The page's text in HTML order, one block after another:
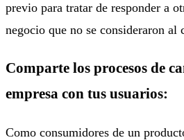
previo para tratar de responder a
negocio que no se consideraron al
Comparte los procesos de
empresa con tus usuarios:
Como consumidores de un